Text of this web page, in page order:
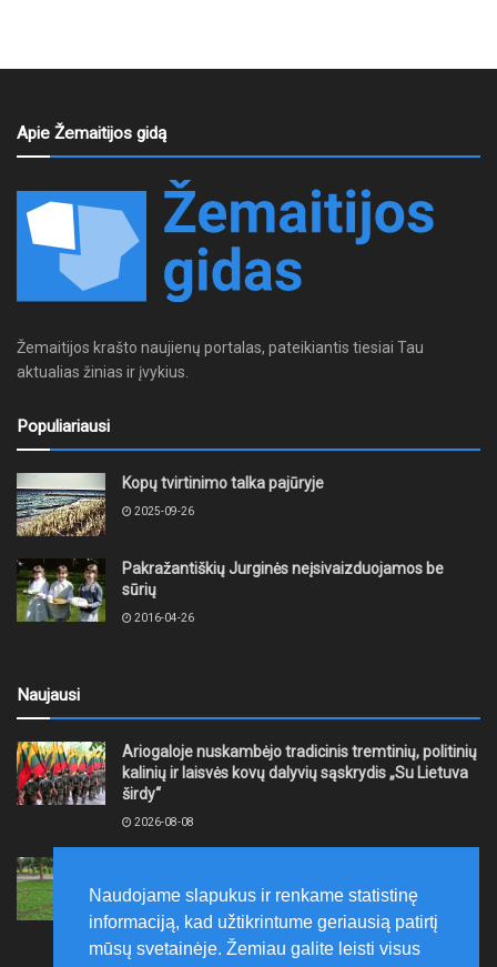
Apie Žemaitijos gidą
Žemaitijos krašto naujienų portalas, pateikiantis tiesiai Tau
aktualias žinias ir įvykius.
Populiariausi
Kopų tvirtinimo talka pajūryje
2025-09-26
Pakražantiškių Jurginės neįsivaizduojamos be
sūrių
2016-04-26
Naujausi
Ariogaloje nuskambėjo tradicinis tremtinių, politinių
kalinių ir laisvės kovų dalyvių sąskrydis „Su Lietuva
širdy“
2026-08-08
laikytis Kelių eismo taisyklių, tausoti aplinką
2026-08-08
Naudojame slapukus ir renkame statistinę
informaciją, kad užtikrintume geriausią patirtį
mūsų svetainėje. Žemiau galite leisti visus